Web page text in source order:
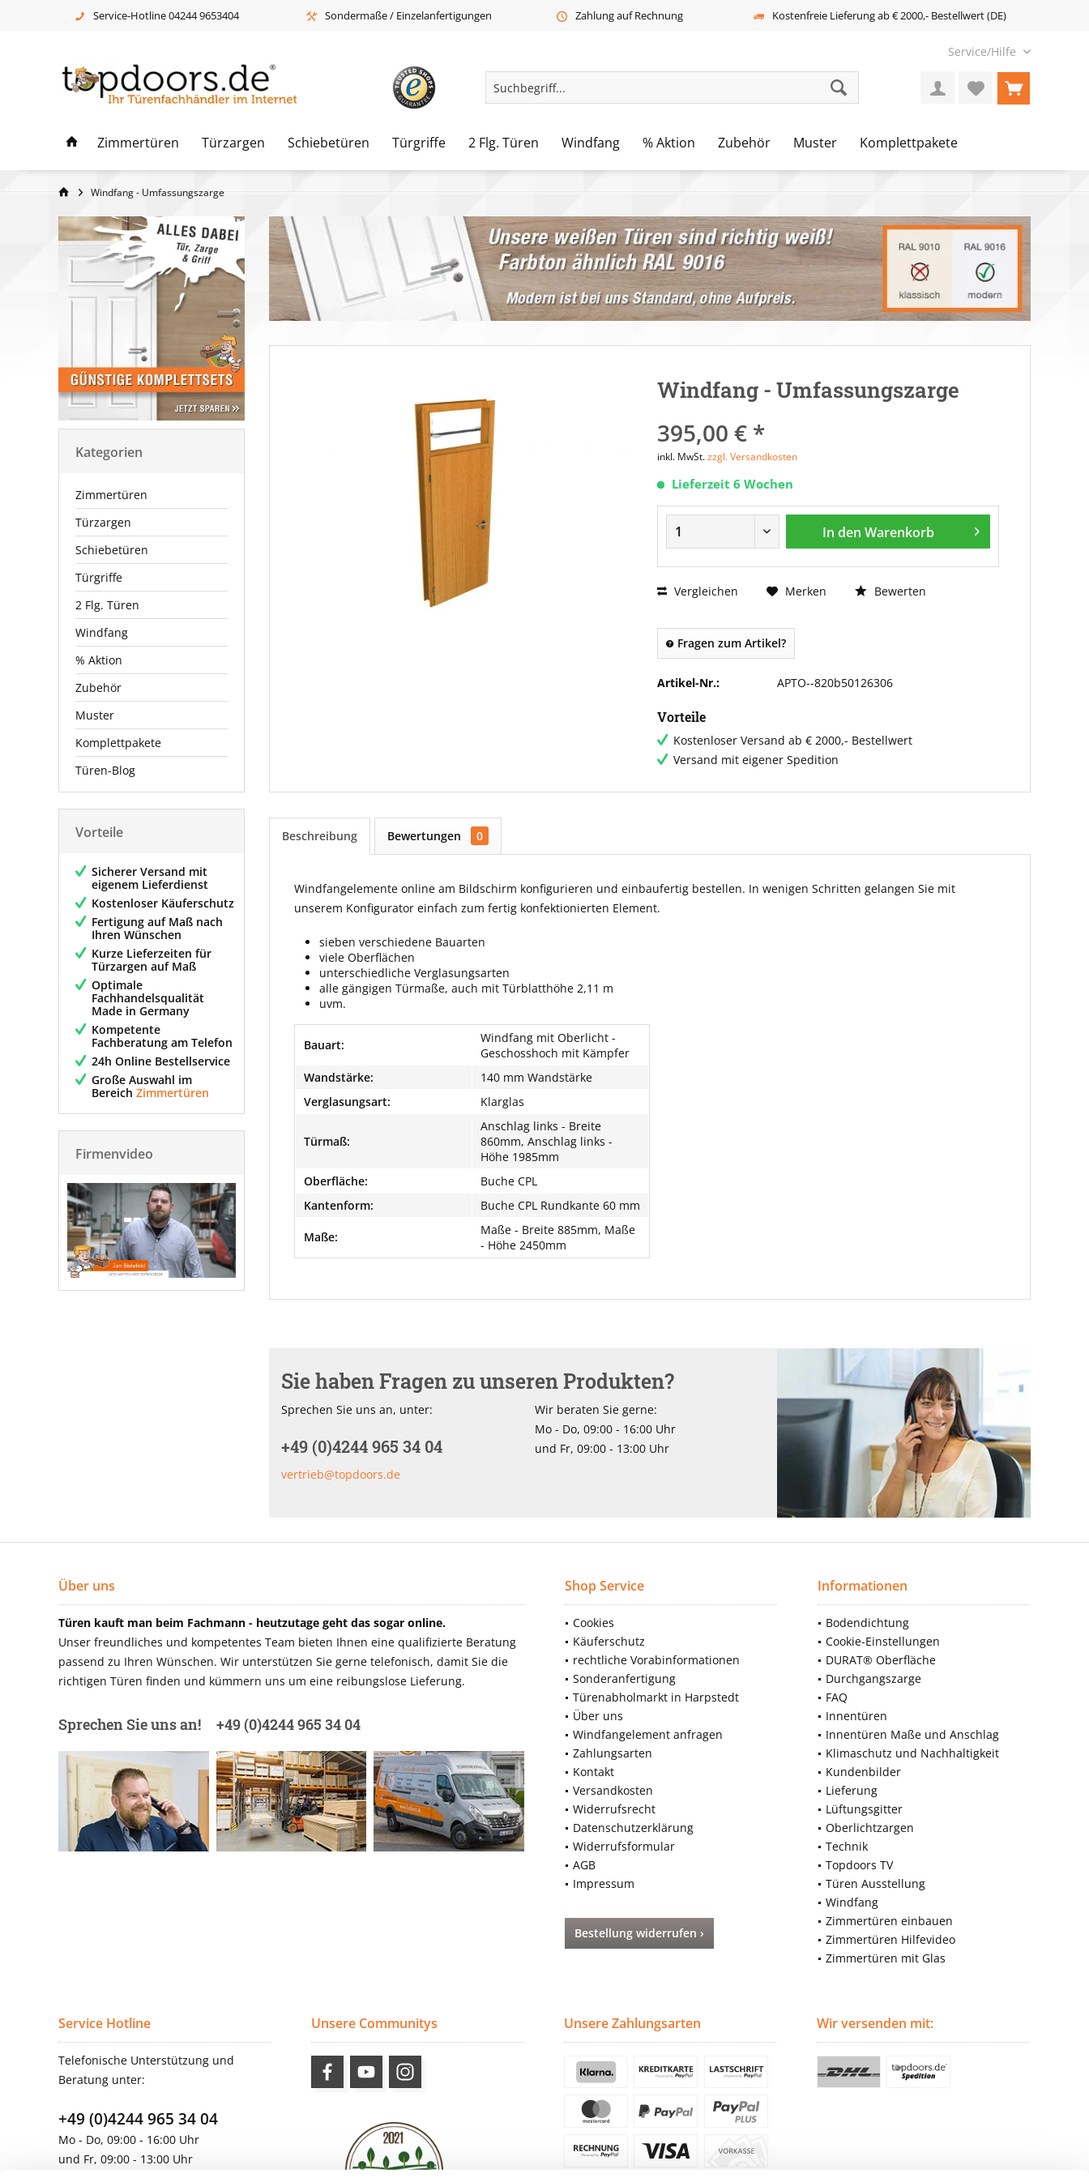
Service-Hotline 04244 9653404 Sondermaße / Einzelanfertigungen Zahlung auf Rechnung Kostenfreie Lieferung ab € 2000,- Bestellwert (DE)
Service/Hilfe
Zimmertüren Türzargen Schiebetüren Türgriffe 2 Flg. Türen Windfang % Aktion Zubehör Muster Komplettpakete
Windfang - Umfassungszarge
Kategorien
Zimmertüren
Türzargen
Schiebetüren
Türgriffe
2 Flg. Türen
Windfang
% Aktion
Zubehör
Muster
Komplettpakete
Türen-Blog
Vorteile
Sicherer Versand mit
eigenem Lieferdienst
Kostenloser Käuferschutz
Fertigung auf Maß nach
Ihren Wünschen
Kurze Lieferzeiten für
Türzargen auf Maß
Optimale
Fachhandelsqualität
Made in Germany
Kompetente
Fachberatung am Telefon
24h Online Bestellservice
Große Auswahl im
Bereich Zimmertüren
Firmenvideo
Windfang - Umfassungszarge
395,00 € *
inkl. MwSt.zzgl. Versandkosten
Lieferzeit 6 Wochen
In den Warenkorb
Vergleichen Merken Bewerten
Fragen zum Artikel?
Artikel-Nr.: APTO--820b50126306
Vorteile
Kostenloser Versand ab € 2000,- Bestellwert
Versand mit eigener Spedition
Beschreibung Bewertungen 0
Windfangelemente online am Bildschirm konfigurieren und einbaufertig bestellen. In wenigen Schritten gelangen Sie mit
unserem Konfigurator einfach zum fertig konfektionierten Element.
sieben verschiedene Bauarten
viele Oberflächen
unterschiedliche Verglasungsarten
alle gängigen Türmaße, auch mit Türblatthöhe 2,11 m
uvm.
Bauart:
Windfang mit Oberlicht -
Geschosshoch mit Kämpfer
Wandstärke:
140 mm Wandstärke
Verglasungsart:
Klarglas
Türmaß:
Anschlag links - Breite
860mm, Anschlag links -
Höhe 1985mm
Oberfläche:
Buche CPL
Kantenform:
Buche CPL Rundkante 60 mm
Maße:
Maße - Breite 885mm, Maße
- Höhe 2450mm
Sie haben Fragen zu unseren Produkten?
Sprechen Sie uns an, unter:
+49 (0)4244 965 34 04
vertrieb@topdoors.de
Wir beraten Sie gerne:
Mo - Do, 09:00 - 16:00 Uhr
und Fr, 09:00 - 13:00 Uhr
Über uns
Türen kauft man beim Fachmann - heutzutage geht das sogar online.
Unser freundliches und kompetentes Team bieten Ihnen eine qualifizierte Beratung
passend zu Ihren Wünschen. Wir unterstützen Sie gerne telefonisch, damit Sie die
richtigen Türen finden und kümmern uns um eine reibungslose Lieferung.
Sprechen Sie uns an! +49 (0)4244 965 34 04
Shop Service
Cookies
Käuferschutz
rechtliche Vorabinformationen
Sonderanfertigung
Türenabholmarkt in Harpstedt
Über uns
Windfangelement anfragen
Zahlungsarten
Kontakt
Versandkosten
Widerrufsrecht
Datenschutzerklärung
Widerrufsformular
AGB
Impressum
Bestellung widerrufen ›
Informationen
Bodendichtung
Cookie-Einstellungen
DURAT® Oberfläche
Durchgangszarge
FAQ
Innentüren
Innentüren Maße und Anschlag
Klimaschutz und Nachhaltigkeit
Kundenbilder
Lieferung
Lüftungsgitter
Oberlichtzargen
Technik
Topdoors TV
Türen Ausstellung
Windfang
Zimmertüren einbauen
Zimmertüren Hilfevideo
Zimmertüren mit Glas
Service Hotline
Telefonische Unterstützung und
Beratung unter:
+49 (0)4244 965 34 04
Mo - Do, 09:00 - 16:00 Uhr
und Fr, 09:00 - 13:00 Uhr
Unsere Communitys Unsere Zahlungsarten Wir versenden mit: